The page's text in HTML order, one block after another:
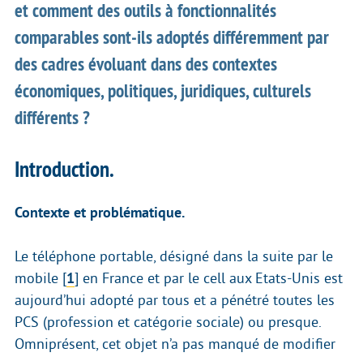
et comment des outils à fonctionnalités
comparables sont-ils adoptés différemment par
des cadres évoluant dans des contextes
économiques, politiques, juridiques, culturels
différents ?
Introduction.
Contexte et problématique.
Le téléphone portable, désigné dans la suite par le
mobile [1] en France et par le cell aux Etats-Unis est
aujourd’hui adopté par tous et a pénétré toutes les
PCS (profession et catégorie sociale) ou presque.
Omniprésent, cet objet n’a pas manqué de modifier